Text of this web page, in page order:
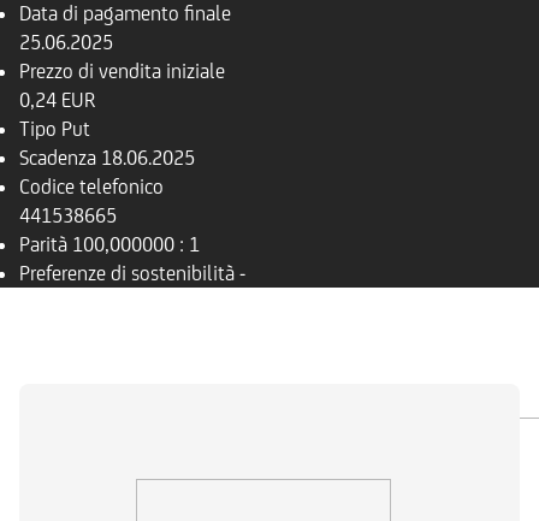
Data di pagamento finale
25.06.2025
Prezzo di vendita iniziale
0,24 EUR
Tipo Put
Scadenza 18.06.2025
Codice telefonico
441538665
Parità 100,000000 : 1
Preferenze di sostenibilità -